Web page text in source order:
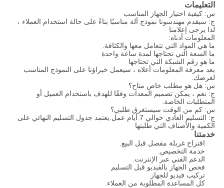
التعليمات
س: كيفية اختيار الجهاز المناسب
ج: سيقدم مهندسونا نموذج آلة مناسبًا بناءً على حالة استخدام العملاء ،
لذا يرجى إعلامنا
المعلومات أدناه:
ما هي المواد التي تتعامل معها والكثافة.
ما السعة التي تحتاجها لمدة ساعة واحدة
ما هو رقم الشبكة التي تحتاجها
بعد معرفة المعلومات أعلاه ، سيعمل خبراؤنا على النموذج المناسب
لغرضك.
س: هل هو مطلب خاص متاح؟
ج: نعم ، يمكن تصميم المعدات وفقًا للهدف باستخدام العميل أو
المتطلبات الخاصة.
س: كم من الوقت سيستغرق طلبي؟
ج: التسليم العادي حوالي 7 أيام عمل.يعتمد جدول التسليم النهائي على
الكمية والأصناف التي طلبتها
خدمتنا
اقتراح غربلة مفصل قبل البيع.
خدمة التخصيص.
الدعم الفني عبر الإنترنت.
فحص الجهاز بالفيديو قبل التسليم
تركيب فيديو للجهاز
كل المساعدة المطلوبة من العملاء.